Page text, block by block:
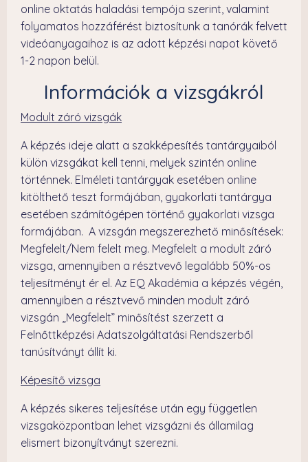
online oktatás haladási tempója szerint, valamint
folyamatos hozzáférést biztosítunk a tanórák felvett
videóanyagaihoz is az adott képzési napot követő
1-2 napon belül.
Információk a vizsgákról
Modult záró vizsgák
A képzés ideje alatt a szakképesítés tantárgyaiból
külön vizsgákat kell tenni, melyek szintén online
történnek. Elméleti tantárgyak esetében online
kitölthető teszt formájában, gyakorlati tantárgya
esetében számítógépen történő gyakorlati vizsga
formájában. A vizsgán megszerezhető minősítések:
Megfelelt/Nem felelt meg. Megfelelt a modult záró
vizsga, amennyiben a résztvevő legalább 50%-os
teljesítményt ér el. Az EQ Akadémia a képzés végén,
amennyiben a résztvevő minden modult záró
vizsgán „Megfelelt” minősítést szerzett a
Felnőttképzési Adatszolgáltatási Rendszerből
tanúsítványt állít ki.
Képesítő vizsga
A képzés sikeres teljesítése után egy független
vizsgaközpontban lehet vizsgázni és államilag
elismert bizonyítványt szerezni.